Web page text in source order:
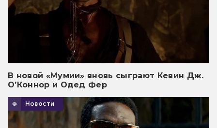
В новой «Мумии» вновь сыграют Кевин Дж.
О’Коннор и Одед Фер
Новости